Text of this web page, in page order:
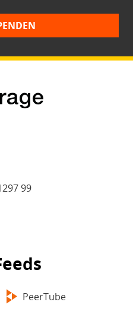
99
PeerTube